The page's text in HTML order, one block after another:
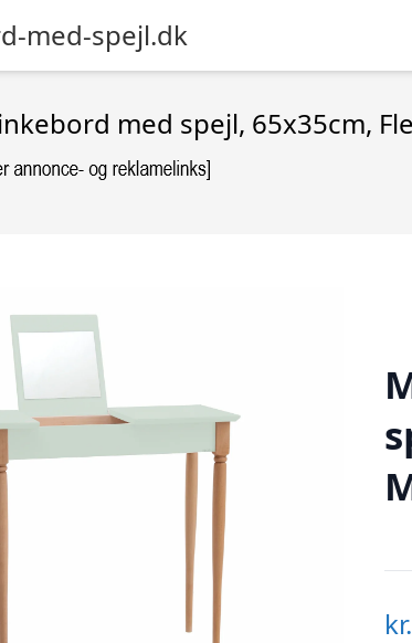
med-spejl.dk
med spejl, 65x35cm,
kr.